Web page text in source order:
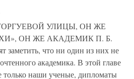
УЛИЦЫ, ОН ЖЕ
ОН ЖЕ АКАДЕМИК П. Б.
что ни один из них не
академика. В этой главе
только наши ученые, дипломаты